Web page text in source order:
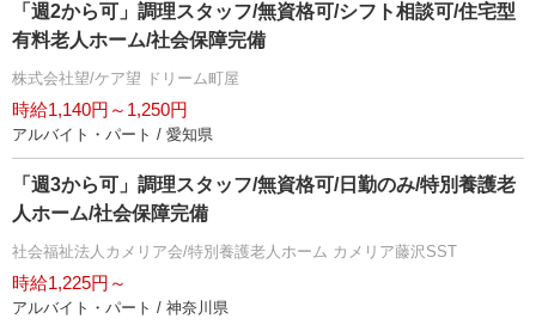
「週2から可」調理スタッフ/無資格可/シフト相談可/住宅型
有料老人ホーム/社会保障完備
株式会社望/ケア望 ドリーム町屋
時給1,140円～1,250円
アルバイト・パート / 愛知県
「週3から可」調理スタッフ/無資格可/日勤のみ/特別養護老
人ホーム/社会保障完備
社会福祉法人カメリア会/特別養護老人ホーム カメリア藤沢SST
時給1,225円～
アルバイト・パート / 神奈川県